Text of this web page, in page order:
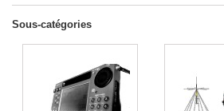
Sous-catégories